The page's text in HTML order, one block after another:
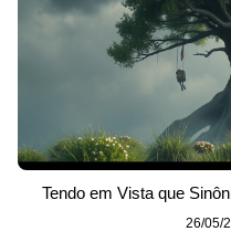
Tendo em Vista que
26/05/